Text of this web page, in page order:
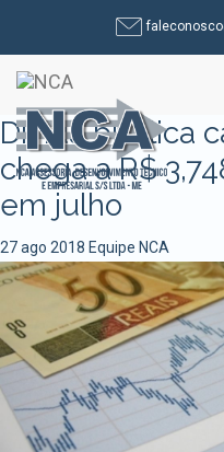
para
o
conteúdo
Dívida pública
chega a R$
em julho
27 ago 2018 Equipe NCA